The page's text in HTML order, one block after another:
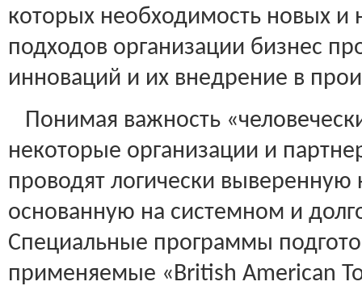
которых необходимость новых и
подходов организации бизнес
инноваций и их внедрение в
Понимая важность
некоторые организации и
проводят логически выверенную
основанную на системном и
Специальные программы
применяемые «British American